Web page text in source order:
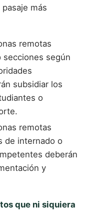
más
remotas
secciones según
subsidiar los
o
remotas
de internado o
deberán
y
que ni siquiera